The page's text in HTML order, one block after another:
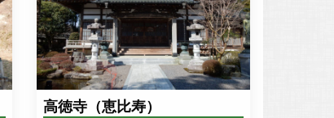
高徳寺（恵比寿）
Leaflet, \r\n©OpenStreetMapcontributors